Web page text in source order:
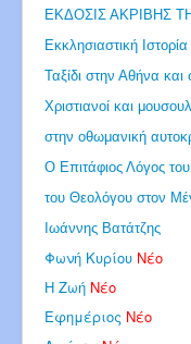
ΕΚΔΟΣΙΣ ΑΚΡΙΒΗΣ
Εκκλησιαστική
Ταξίδι στην Αθήνα
Χριστιανοί και
στην οθωμανική
Ο Επιτάφιος Λόγος
του Θεολόγου στον
Ιωάννης Βατάτζης
Φωνή Κυρίου Νέο
Η Ζωή Νέο
Εφημέριος Νέο